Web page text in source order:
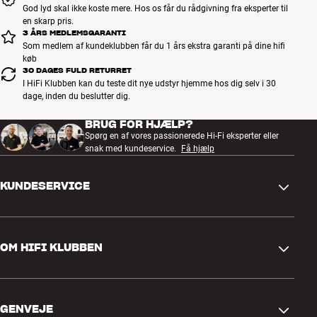
WHAT'S IN THE BOX?
Vægbeslag inkluderet
HDMI-kabel inkluderet
Nej
Fjernbetjening inkluderet
Fjernbetjening type
SmartControl, Application
Batterier inkluderet
GENERELLE EGENSKABER
3 Bezel-less AirSlim Design
Supreme UHD Dimming
/ Game Bar 2.0
Danske menuer
God lyd skal ikke koste mere. Hos os får du rådgivning fra eksperter til
en skarp pris.
3 ÅRS MEDLEMSGARANTI
Som medlem af kundeklubben får du 1 års ekstra garanti på dine hifi
køb
30 DAGES FULD RETURRET
I HiFi Klubben kan du teste dit nye udstyr hjemme hos dig selv i 30
dage, inden du beslutter dig.
BRUG FOR HJÆLP?
Spørg en af vores passionerede Hi-Fi eksperter eller
snak med kundeservice.
Få hjælp
KUNDESERVICE
Retur og reklamation
Fortryd ordre
OM HIFI KLUBBEN
GENVEJE